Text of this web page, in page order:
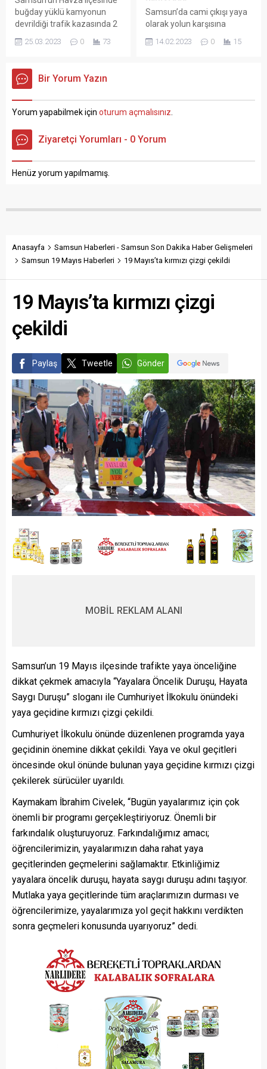
seyreden Hüseyin Ok isimli...
çarptılar. Anayol üzerinde
bulunan tır lastiği...
buğday yüklü kamyonun
devrildiği trafik kazasında 2
Samsun’un Havza ilçesinde
Karageçmiş Mahallesi
mevkisinde saat 15.00
Edinilen bilgiye göre,
Celalettin B. (32)
idaresindeki 19 LH 107
plakalı buğday yüklü
kaybetmesi sonucu refüje
25.03.2023 0 73
Samsun’da cami çıkışı yaya
olarak yolun karşısına
minibüsün çarptığı yaşlı
Cami önünde yaşan kaza
Havza ilçesinin Sontaj
14.02.2023 0 15
Bir Yorum Yazın
Yorum yapabilmek için oturum açmalısınız
Ziyaretçi Yorumları - 0 Yorum
Henüz yorum yapılmamış.
Anasayfa
Samsun Haberleri - Samsun Son Dakika Haber Gelişmeleri
Samsun 19 Mayıs Haberleri
19 Mayıs’ta kırmızı çizgi çekildi
19 Mayıs’ta kırmızı çizgi
çekildi
Paylaş Tweetle Gönder
MOBİL REKLAM ALANI
Samsun’un 19 Mayıs ilçesinde trafikte yaya önceliğine
dikkat çekmek amacıyla “Yayalara Öncelik Duruşu, Hayata
Saygı Duruşu” sloganı ile Cumhuriyet İlkokulu önündeki
yaya geçidine kırmızı çizgi çekildi.
Cumhuriyet İlkokulu önünde düzenlenen programda yaya
geçidinin önemine dikkat çekildi. Yaya ve okul geçitleri
öncesinde okul önünde bulunan yaya geçidine kırmızı çizgi
çekilerek sürücüler uyarıldı.
Kaymakam İbrahim Civelek, “Bugün yayalarımız için çok
önemli bir programı gerçekleştiriyoruz. Önemli bir
farkındalık oluşturuyoruz. Farkındalığımız amacı;
öğrencilerimizin, yayalarımızın daha rahat yaya
geçitlerinden geçmelerini sağlamaktır. Etkinliğimiz
yayalara öncelik duruşu, hayata saygı duruşu adını taşıyor.
Mutlaka yaya geçitlerinde tüm araçlarımızın durması ve
öğrencilerimize, yayalarımıza yol geçit hakkını verdikten
sonra geçmeleri konusunda uyarıyoruz” dedi.